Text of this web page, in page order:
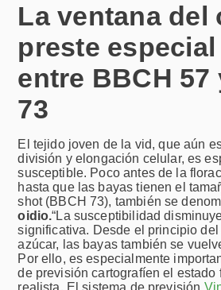
La ventana del
preste
entre BBCH 57
73
El tejido joven de la vid, que aún
división y elongación celular, es
susceptible. Poco antes de la
hasta que las bayas tienen el
shot (BBCH 73), también se
oidio.“La susceptibilidad
significativa. Desde el principio
azúcar, las bayas también se
Por ello, es especialmente
de previsión cartografíen el estado
realista. El sistema de previsión